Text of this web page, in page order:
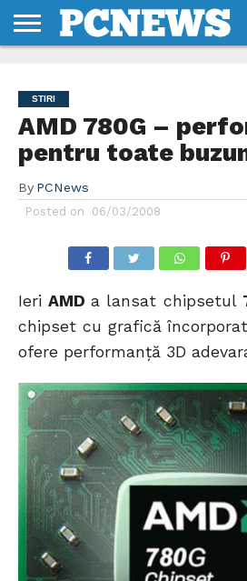
NOI
SI
CONDITII
STIRI
AMD 780G –
pentru toate
By PCNews
Posted on 06/03/2008
Ieri AMDa lansat chipsetul
chipset cu grafică
ofere performanță 3D